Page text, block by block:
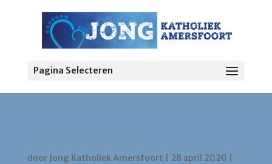
Pagina Selecteren
door Jong Katholiek Amersfoort 28 april 2020